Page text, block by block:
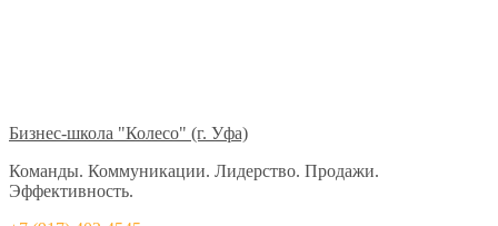
Бизнес-школа "Колесо" (г. Уфа)
Команды. Коммуникации. Лидерство. Продажи.
Эффективность.